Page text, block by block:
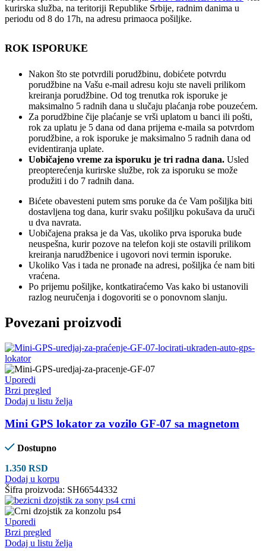
kurirska služba, na teritoriji Republike Srbije, radnim danima u
periodu od 8 do 17h, na adresu primaoca pošiljke.
ROK ISPORUKE
Nakon što ste potvrdili porudžbinu, dobićete potvrdu
porudžbine na Vašu e-mail adresu koju ste naveli prilikom
kreiranja porudžbine. Od tog trenutka rok isporuke je
maksimalno 5 radnih dana u slučaju plaćanja robe pouzećem.
Za porudžbine čije plaćanje se vrši uplatom u banci ili pošti,
rok za uplatu je 5 dana od dana prijema e-maila sa potvrdom
porudžbine, a rok isporuke je maksimalno 5 radnih dana od
evidentiranja uplate.
Uobičajeno vreme za isporuku je tri radna dana. Usled
preopterećenja kurirske službe, rok za isporuku se može
produžiti i do 7 radnih dana.
Bićete obavesteni putem sms poruke da će Vam pošiljka biti
dostavljena tog dana, kurir svaku pošiljku pokušava da uruči
u dva navrata.
Uobičajena praksa je da Vas, ukoliko prva isporuka bude
neuspešna, kurir pozove na telefon koji ste ostavili prilikom
kreiranja narudžbenice i ugovori novi termin isporuke.
Ukoliko Vas i tada ne pronađe na adresi, pošiljka će nam biti
vraćena.
Po prijemu pošiljke, kontkatiraćemo Vas kako bi ustanovili
razlog neuručenja i dogovoriti se o ponovnom slanju.
Povezani proizvodi
Uporedi
Brzi pregled
Dodaj u listu želja
Mini GPS lokator za vozilo GF-07 sa magnetom
Dostupno
1.350 RSD
Dodaj u korpu
Šifra proizvoda: SH66544332
Uporedi
Brzi pregled
Dodaj u listu želja